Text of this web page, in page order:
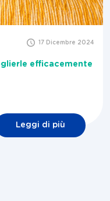
17 Dicembre 2024
efficacemente
Leggi di più